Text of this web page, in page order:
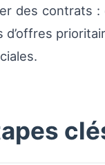
des contrats